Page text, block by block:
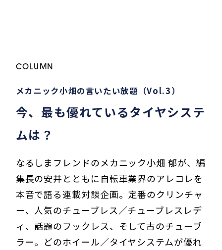
COLUMN
メカニック小畑の言いたい放題（Vol.3）
今、最も優れているタイヤシステ
ムは？
なるしまフレンドのメカニック小畑 郁が、編
集長の安井とともに自転車業界のアレコレを
本音で語る連載対談企画。定番のクリンチャ
ー、人気のチューブレス／チューブレスレデ
ィ、話題のフックレス、そして古のチューブ
ラー。どのホイール／タイヤシステムが優れ